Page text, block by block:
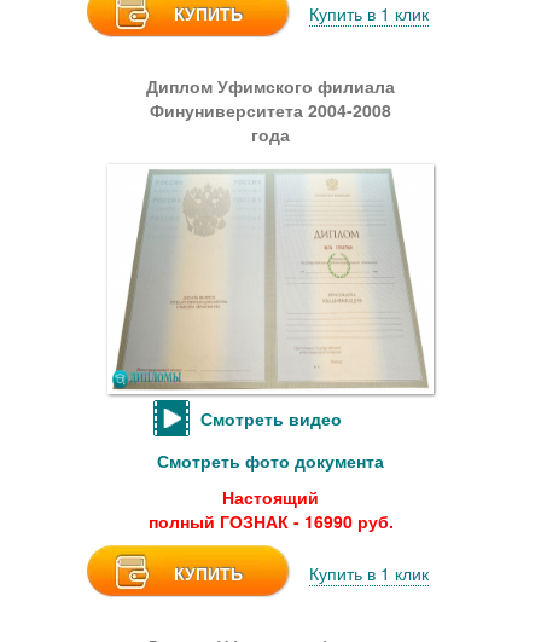
КУПИТЬ Купить в 1 клик
Диплом Уфимского филиала
Финуниверситета 2004-2008
года
Смотреть видео
Смотреть фото документа
Настоящий
полный ГОЗНАК - 16990 руб.
КУПИТЬ Купить в 1 клик